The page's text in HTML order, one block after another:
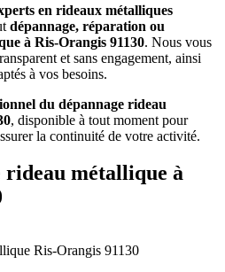
en rideaux métalliques
dépannage, réparation ou
à Ris-Orangis 91130. Nous vous
et sans engagement, ainsi
à vos besoins.
du dépannage rideau
, disponible à tout moment pour
la continuité de votre activité.
rideau métallique à
Ris-Orangis 91130